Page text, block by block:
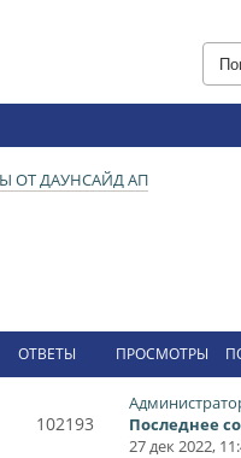
ОТ ДАУНСАЙД АП
ОТВЕТЫ ПРОСМОТРЫ
102193
Последнее
27 дек 2022,